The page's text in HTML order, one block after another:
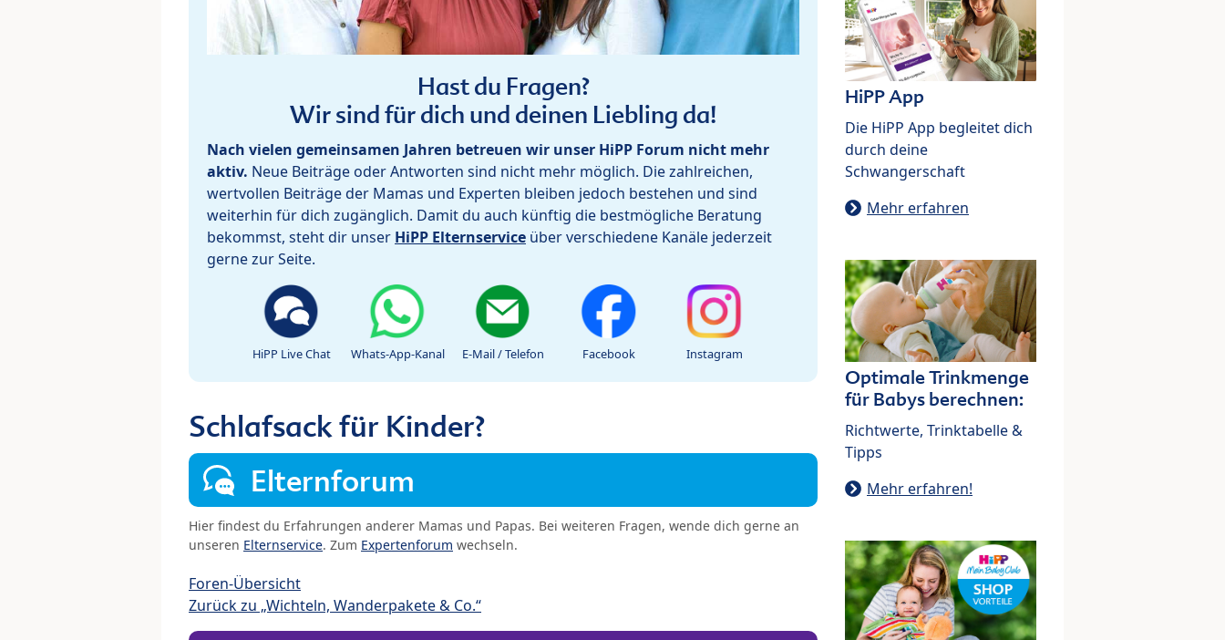
Hast du Fragen?
Wir sind für dich und deinen Liebling da!
Nach vielen gemeinsamen Jahren betreuen wir unser HiPP Forum nicht mehr
aktiv. Neue Beiträge oder Antworten sind nicht mehr möglich. Die zahlreichen,
wertvollen Beiträge der Mamas und Experten bleiben jedoch bestehen und sind
weiterhin für dich zugänglich. Damit du auch künftig die bestmögliche Beratung
bekommst, steht dir unser HiPP Elternservice über verschiedene Kanäle jederzeit
gerne zur Seite.
HiPP Live Chat Whats-App-Kanal E-Mail / Telefon Facebook Instagram
Schlafsack für Kinder?
Elternforum
Hier findest du Erfahrungen anderer Mamas und Papas. Bei weiteren Fragen, wende dich gerne an
unseren Elternservice. Zum Expertenforum wechseln.
Foren-Übersicht
Zurück zu „Wichteln, Wanderpakete & Co.“
HiPP App
Die HiPP App begleitet dich
durch deine
Schwangerschaft
Mehr erfahren
Optimale Trinkmenge
für Babys berechnen:
Richtwerte, Trinktabelle &
Tipps
Mehr erfahren!